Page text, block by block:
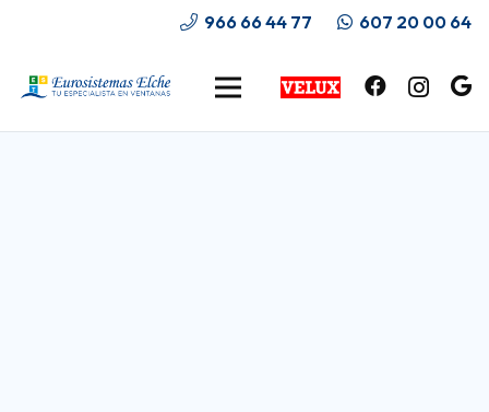
966 66 44 77 607 20 00 64